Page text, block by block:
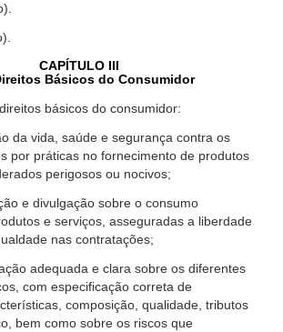
CAPÍTULO III
Básicos do Consumidor
básicos do consumidor:
da vida, saúde e segurança contra os
por práticas no fornecimento de produtos
perigosos ou nocivos;
e divulgação sobre o consumo
e serviços, asseguradas a liberdade
nas contratações;
adequada e clara sobre os diferentes
com especificação correta de
composição, qualidade, tributos
bem como sobre os riscos que